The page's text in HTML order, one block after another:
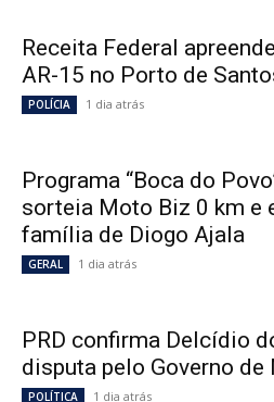
Receita Federal
AR-15 no Porto de
POLÍCIA 1 dia atrás
Programa “Boca do
sorteia Moto Biz 0 km e
família de Diogo Ajala
GERAL 1 dia atrás
PRD confirma Delcídio
disputa pelo Governo de
POLÍTICA 1 dia atrás